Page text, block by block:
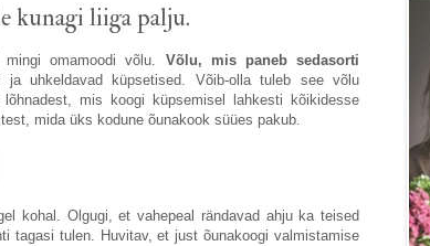
kunagi liiga palju.
omamoodi võlu. Võlu, mis paneb sedasorti
uhkeldavad küpsetised. Võib-olla tuleb see võlu
mis koogi küpsemisel lahkesti kõikidesse
mida üks kodune õunakook süües pakub.
kohal. Olgugi, et vahepeal rändavad ahju ka teised
tagasi tulen. Huvitav, et just õunakoogi valmistamise